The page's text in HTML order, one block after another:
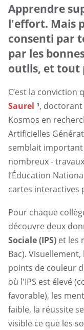
ou au bac
Apprendre
l'effort. Mais
consenti par
par les
outils, et tout
C’est la conviction
Saurel ¹, doctorant
Kosmos en
Artificielles
semblait important
nombreux -
l’Éducation
cartes interactives
Pour chaque
découvre deux
Sociale (IPS) et les
Bac).
points de couleur
où l'IPS est élevé
favorable), les
faible, la réussite
visible ce que les